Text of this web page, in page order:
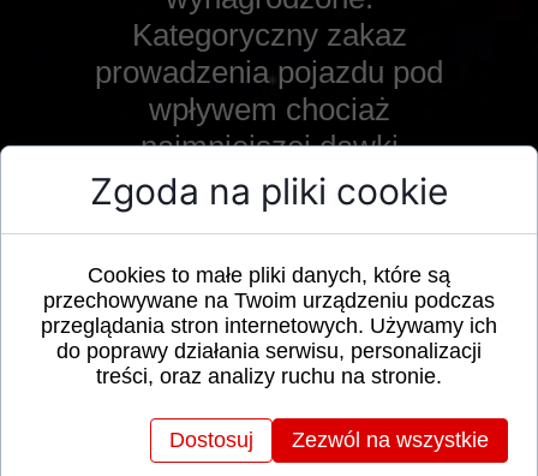
Kategoryczny zakaz
prowadzenia pojazdu pod
wpływem chociaż
najmniejszej dawki
alkoholu! Może mieć to
tragiczne i nieodwracalne
skutki!
♦
♦
Serdecznie zapraszam
Cię do korzystania z
wróżby online.
Zgoda na pliki cookie
Cookies to małe pliki danych, które są
przechowywane na Twoim urządzeniu podczas
przeglądania stron internetowych. Używamy ich
do poprawy działania serwisu, personalizacji
treści, oraz analizy ruchu na stronie.
Dostosuj Zezwól na wszystkie